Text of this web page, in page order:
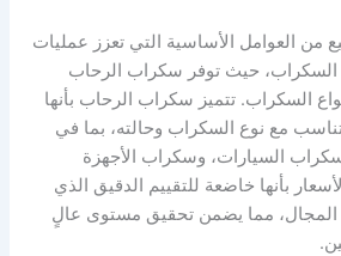
من العوامل الأساسية التي تعزز عمليات
السكراب، حيث توفر سكراب الرحاب
السكراب. تتميز سكراب الرحاب بأنها
مع نوع السكراب وحالته، بما في
السيارات، وسكراب الأجهزة
بأنها خاضعة للتقييم الدقيق الذي
المجال، مما يضمن تحقيق مستوى عالٍ